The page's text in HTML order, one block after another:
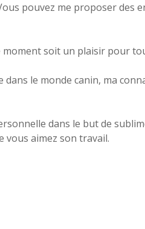
pouvez me proposer des
moment soit un plaisir pour
le monde canin, ma
dans le but de
aimez son travail.